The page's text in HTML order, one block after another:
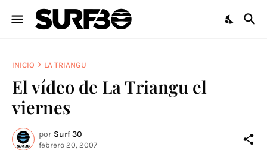
INICIO LA TRIANGU
El vídeo de La Triangu el
viernes
por Surf 30
febrero 20, 2007